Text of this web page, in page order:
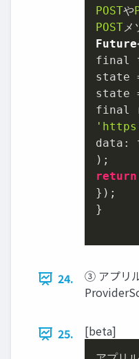
POSTや
POSTメ
Future
final
state
state
final
data :
return
});
}
24.
③ アプリ
25. [beta]